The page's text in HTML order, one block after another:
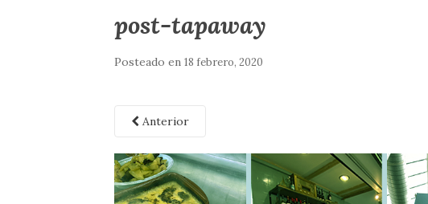
post-tapaway
Posteado en 18 febrero, 2020
Anterior